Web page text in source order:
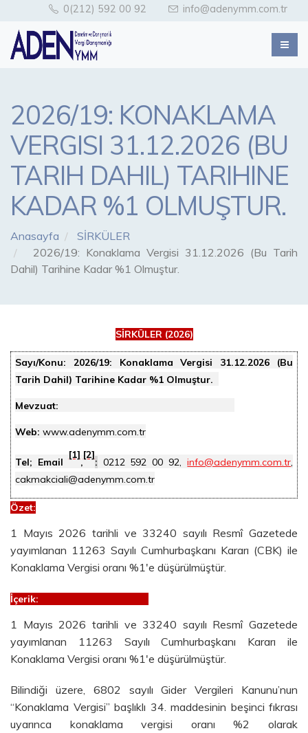
0(212) 592 00 92 info@adenymm.com.tr
2026/19: KONAKLAMA
VERGISI 31.12.2026 (BU
TARIH DAHIL) TARIHINE
KADAR %1 OLMUŞTUR.
Anasayfa
SİRKÜLER
2026/19: Konaklama Vergisi 31.12.2026 (Bu Tarih
Dahil) Tarihine Kadar %1 Olmuştur.
SİRKÜLER (2026)
Sayı/Konu: 2026/19: Konaklama Vergisi 31.12.2026 (Bu
Tarih Dahil) Tarihine Kadar %1 Olmuştur.
Mevzuat:
Web: www.adenymm.com.tr
Tel; Email
[1]
,
[2]
: 0212 592 00 92,info@adenymm.com.tr,
cakmakciali@adenymm.com.tr
Özet:
1 Mayıs 2026 tarihli ve 33240 sayılı Resmî Gazetede
yayımlanan 11263 Sayılı Cumhurbaşkanı Kararı (CBK) ile
Konaklama Vergisi oranı %1'e düşürülmüştür.
İçerik:
1 Mayıs 2026 tarihli ve 33240 sayılı Resmî Gazetede
yayımlanan 11263 Sayılı Cumhurbaşkanı Kararı ile
Konaklama Vergisi oranı %1'e düşürülmüştür.
Bilindiği üzere, 6802 sayılı Gider Vergileri Kanunu’nun
“Konaklama Vergisi” başlıklı 34. maddesinin beşinci fıkrası
uyarınca konaklama vergisi oranı %2 olarak